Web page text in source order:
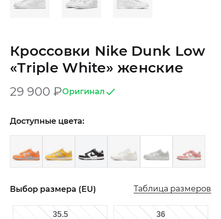
Кроссовки Nike Dunk Low
«Triple White» женские
29 900 ₽Оригинал
Доступные цвета:
Выбор размера (EU) Таблица размеров
35.5 36